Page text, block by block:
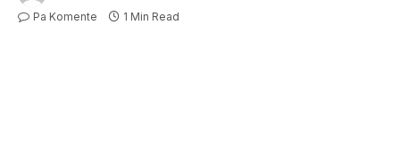
Pa Komente 1 Min Read